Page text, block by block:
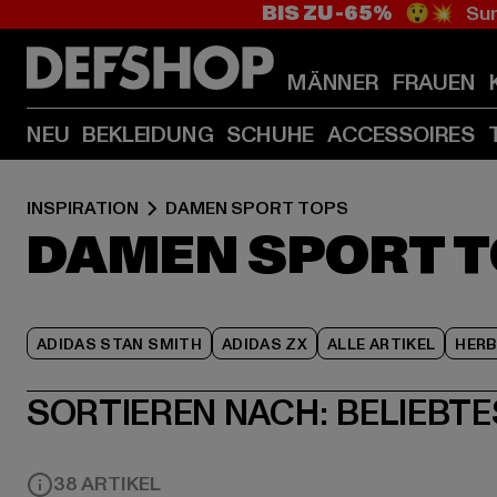
BIS ZU -65% 😲💥
MÄNNER FRAUEN
NEU BEKLEIDUNG SCHUHE ACCESSOIRES
INSPIRATION DAMEN SPORT TOPS
DAMEN SPORT
ADIDAS STAN SMITH ADIDAS ZX ALLE ARTIKEL
SORTIEREN NACH:
38 ARTIKEL